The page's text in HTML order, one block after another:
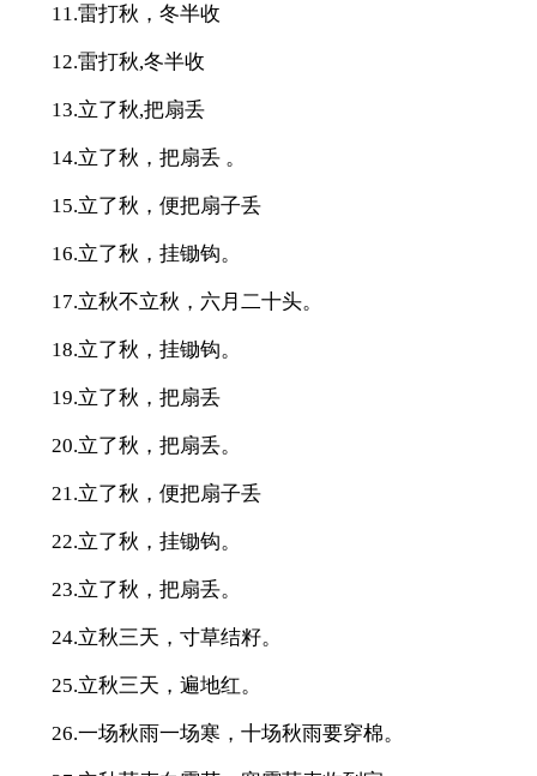
11.雷打秋，冬半收
12.雷打秋,冬半收
13.立了秋,把扇丢
14.立了秋，把扇丢 。
15.立了秋，便把扇子丢
16.立了秋，挂锄钩。
17.立秋不立秋，六月二十头。
18.立了秋，挂锄钩。
19.立了秋，把扇丢
20.立了秋，把扇丢。
21.立了秋，便把扇子丢
22.立了秋，挂锄钩。
23.立了秋，把扇丢。
24.立秋三天，寸草结籽。
25.立秋三天，遍地红。
26.一场秋雨一场寒，十场秋雨要穿棉。